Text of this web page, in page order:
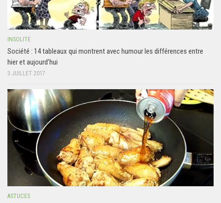
INSOLITE
Société : 14 tableaux qui montrent avec humour les différences entre
hier et aujourd’hui
3 JUILLET 2017
ASTUCES